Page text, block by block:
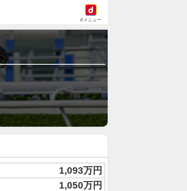
dメニュー
1,093万円
1,050万円